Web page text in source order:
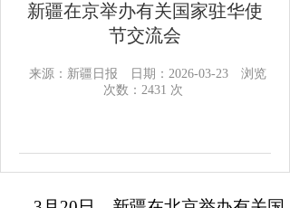
信
公
指
南
信
公
制
度
主
公
内
容
请
开
信
公
年
报
府
站
度
报
新疆在京举办有关国家驻华使
节交流会
来源：新疆日报 日期：2026-03-23
浏览
次数： 2431 次